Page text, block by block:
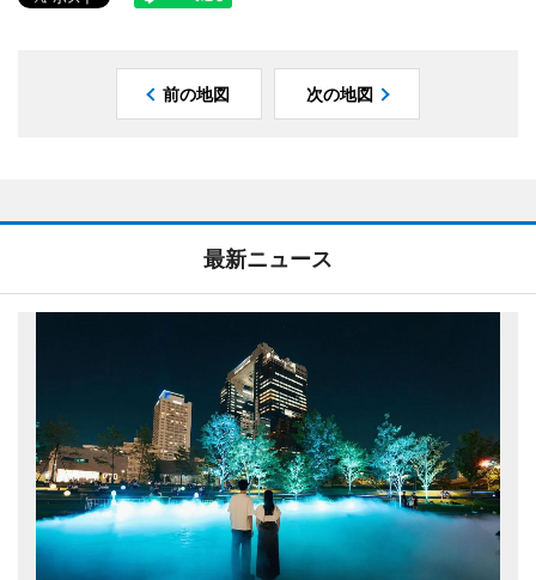
前の地図 次の地図
最新ニュース